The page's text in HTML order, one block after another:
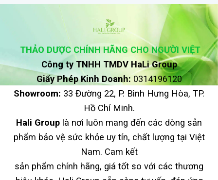
THẢO DƯỢC CHÍNH HÃNG CHO NGƯỜI VIỆT
Công ty TNHH TMDV HaLi Group
Giấy Phép Kinh Doanh: 0314196120
Showroom: 33 Đường 22, P. Bình Hưng Hòa, TP.
Hồ Chí Minh.
Hali Group là nơi luôn mang đến các dòng sản
phẩm bảo vệ sức khỏe uy tín, chất lượng tại Việt
Nam. Cam kết
sản phẩm chính hãng, giá tốt so với các thương